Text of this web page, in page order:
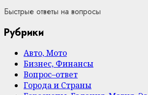
Быстрые ответы на вопросы
Рубрики
Авто, Мото
Бизнес, Финансы
Вопрос–ответ
Города и Страны